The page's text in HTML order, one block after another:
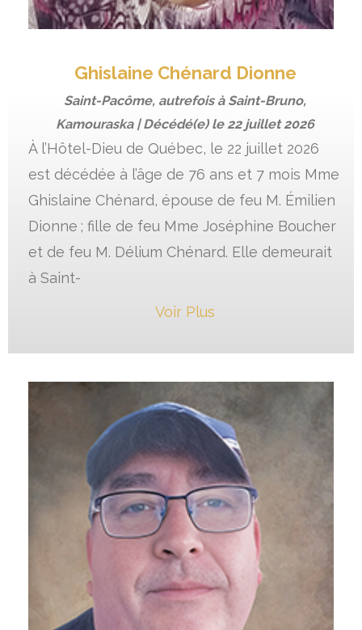
Ghislaine Chénard Dionne
Saint-Pacôme, autrefois à Saint-Bruno,
Kamouraska | Décédé(e) le 22 juillet 2026
À l’Hôtel-Dieu de Québec, le 22 juillet 2026
est décédée à l’âge de 76 ans et 7 mois Mme
Ghislaine Chénard, épouse de feu M. Émilien
Dionne ; fille de feu Mme Joséphine Boucher
et de feu M. Délium Chénard. Elle demeurait
à Saint-
Voir Plus